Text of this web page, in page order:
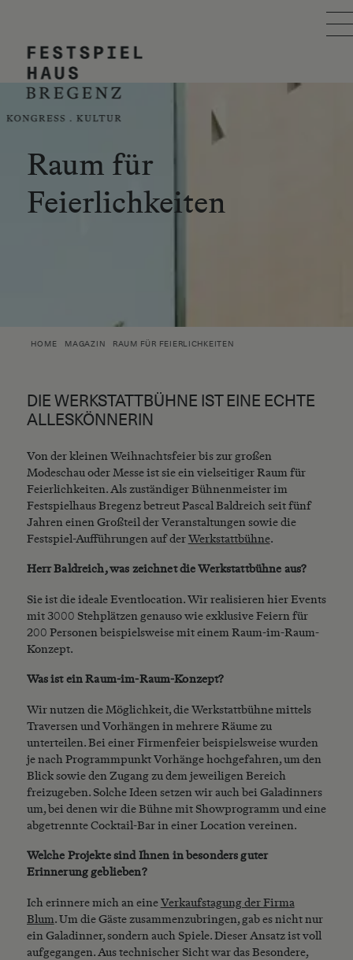
FESTSPIELHAUS
BESUCH PLANEN
EVENTKALENDER
SUCHE
Raum für
Feierlichkeiten
HOME MAGAZIN RAUM FÜR FEIERLICHKEITEN
DIE WERKSTATTBÜHNE IST EINE ECHTE
ALLESKÖNNERIN
Von der kleinen Weihnachtsfeier bis zur großen
Modeschau oder Messe ist sie ein vielseitiger Raum für
Feierlichkeiten. Als zuständiger Bühnenmeister im
Festspielhaus Bregenz betreut Pascal Baldreich seit fünf
Jahren einen Großteil der Veranstaltungen sowie die
Festspiel-Aufführungen auf derWerkstattbühne.
Herr Baldreich, was zeichnet die Werkstattbühne aus?
Sie ist die ideale Eventlocation. Wir realisieren hier Events
mit 3000 Stehplätzen genauso wie exklusive Feiern für
200 Personen beispielsweise mit einem Raum-im-Raum-
Konzept.
Was ist ein Raum-im-Raum-Konzept?
Wir nutzen die Möglichkeit, die Werkstattbühne mittels
Traversen und Vorhängen in mehrere Räume zu
unterteilen. Bei einer Firmenfeier beispielsweise wurden
je nach Programmpunkt Vorhänge hochgefahren, um den
Blick sowie den Zugang zu dem jeweiligen Bereich
freizugeben. Solche Ideen setzen wir auch bei Galadinners
um, bei denen wir die Bühne mit Showprogramm und eine
abgetrennte Cocktail-Bar in einer Location vereinen.
Welche Projekte sind Ihnen in besonders guter
Erinnerung geblieben?
Ich erinnere mich an eineVerkaufstagung der Firma
Blum. Um die Gäste zusammenzubringen, gab es nicht nur
ein Galadinner, sondern auch Spiele. Dieser Ansatz ist voll
aufgegangen. Aus technischer Sicht war das Besondere,